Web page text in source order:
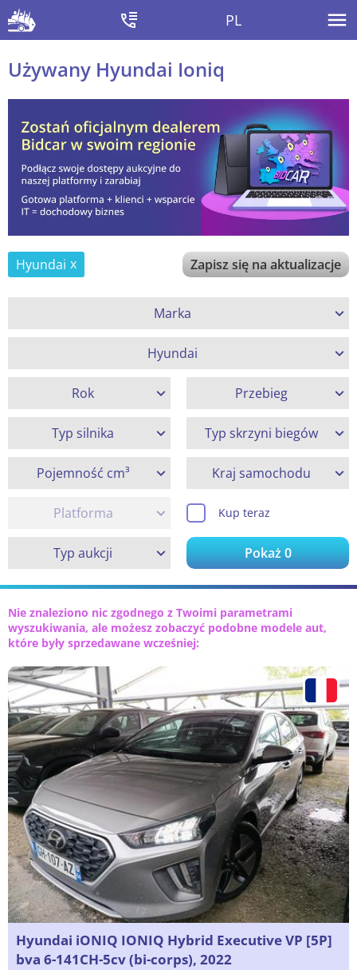
PL
Używany Hyundai Ioniq
Hyundai Zapisz się na aktualizacje
Marka
Hyundai
Rok Przebieg
Typ silnika Typ skrzyni biegów
Pojemność cm³ Kraj samochodu
Platforma Kup teraz
Typ aukcji Pokaż0
Nie znaleziono nic zgodnego z Twoimi parametrami
wyszukiwania, ale możesz zobaczyć podobne modele aut,
które były sprzedawane wcześniej:
Hyundai iONIQ IONIQ Hybrid Executive VP [5P]
bva 6-141CH-5cv (bi-corps), 2022